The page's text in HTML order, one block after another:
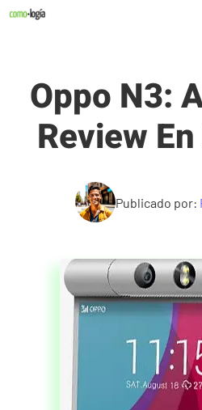
Saltar
Oppo N3:
Review
Publicado por: